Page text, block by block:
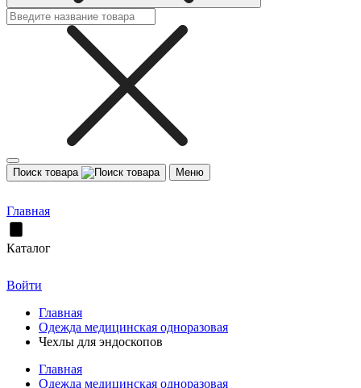
Поиск товара Меню
Главная
Каталог
Войти
Главная
Одежда медицинская одноразовая
Чехлы для эндоскопов
Главная
Одежда медицинская одноразовая